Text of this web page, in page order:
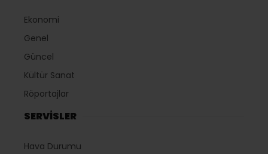
Ekonomi
Genel
Güncel
Kültür Sanat
Röportajlar
SERVİSLER
Hava Durumu